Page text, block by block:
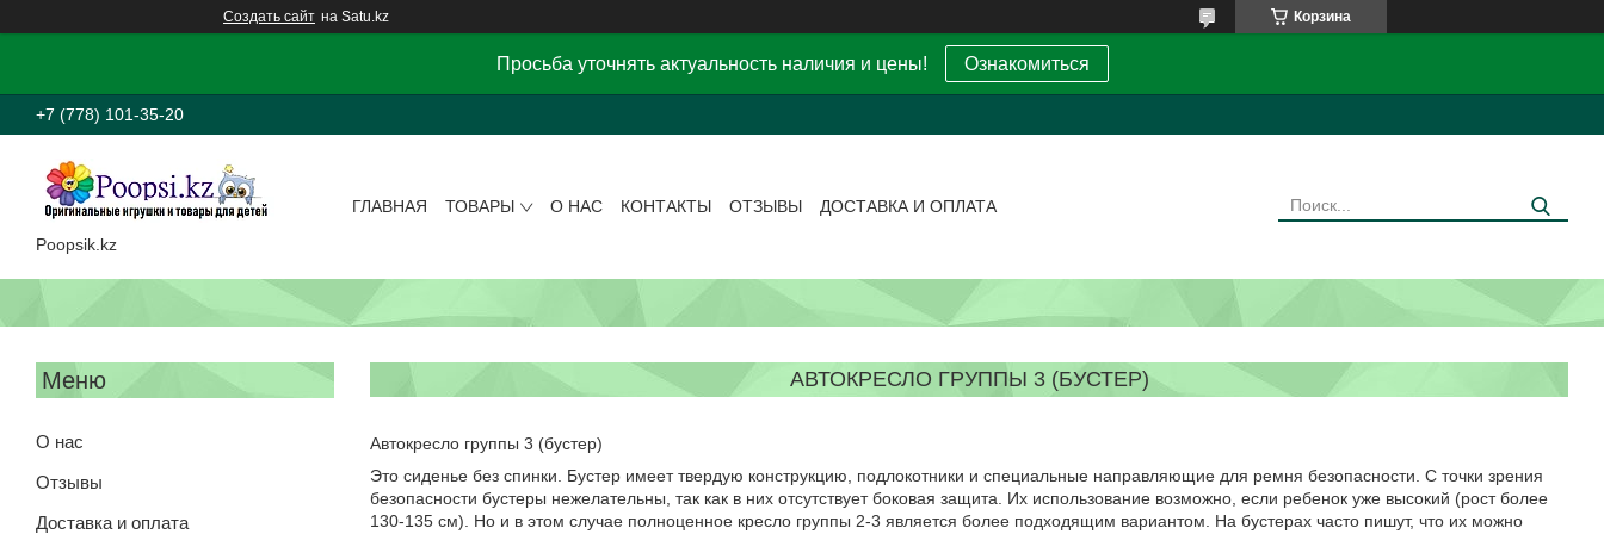
Создать сайт на Satu.kz Корзина
Просьба уточнять актуальность наличия и цены! Ознакомиться
+7 (778) 101-35-20
Poopsik.kz
ГЛАВНАЯ ТОВАРЫ О НАС КОНТАКТЫ ОТЗЫВЫ ДОСТАВКА И ОПЛАТА
О нас
Отзывы
Доставка и оплата
АВТОКРЕСЛО ГРУППЫ 3 (БУСТЕР)
Автокресло группы 3 (бустер)
Это сиденье без спинки. Бустер имеет твердую конструкцию, подлокотники и специальные направляющие для ремня безопасности. С точки зрения
безопасности бустеры нежелательны, так как в них отсутствует боковая защита. Их использование возможно, если ребенок уже высокий (рост более
130-135 см). Но и в этом случае полноценное кресло группы 2-3 является более подходящим вариантом. На бустерах часто пишут, что их можно